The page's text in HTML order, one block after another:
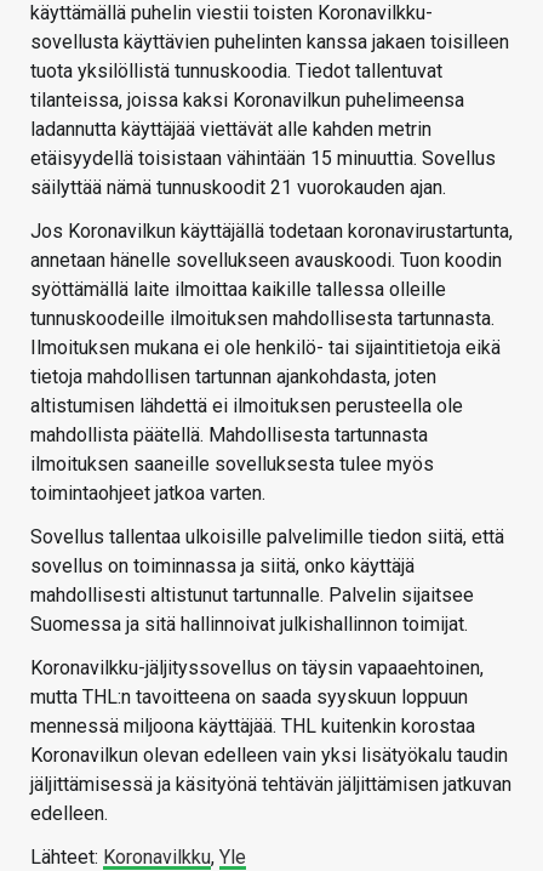
käyttämällä puhelin viestii toisten Koronavilkku-
sovellusta käyttävien puhelinten kanssa jakaen toisilleen
tuota yksilöllistä tunnuskoodia. Tiedot tallentuvat
tilanteissa, joissa kaksi Koronavilkun puhelimeensa
ladannutta käyttäjää viettävät alle kahden metrin
etäisyydellä toisistaan vähintään 15 minuuttia. Sovellus
säilyttää nämä tunnuskoodit 21 vuorokauden ajan.
Jos Koronavilkun käyttäjällä todetaan koronavirustartunta,
annetaan hänelle sovellukseen avauskoodi. Tuon koodin
syöttämällä laite ilmoittaa kaikille tallessa olleille
tunnuskoodeille ilmoituksen mahdollisesta tartunnasta.
Ilmoituksen mukana ei ole henkilö- tai sijaintitietoja eikä
tietoja mahdollisen tartunnan ajankohdasta, joten
altistumisen lähdettä ei ilmoituksen perusteella ole
mahdollista päätellä. Mahdollisesta tartunnasta
ilmoituksen saaneille sovelluksesta tulee myös
toimintaohjeet jatkoa varten.
Sovellus tallentaa ulkoisille palvelimille tiedon siitä, että
sovellus on toiminnassa ja siitä, onko käyttäjä
mahdollisesti altistunut tartunnalle. Palvelin sijaitsee
Suomessa ja sitä hallinnoivat julkishallinnon toimijat.
Koronavilkku-jäljityssovellus on täysin vapaaehtoinen,
mutta THL:n tavoitteena on saada syyskuun loppuun
mennessä miljoona käyttäjää. THL kuitenkin korostaa
Koronavilkun olevan edelleen vain yksi lisätyökalu taudin
jäljittämisessä ja käsityönä tehtävän jäljittämisen jatkuvan
edelleen.
Lähteet: Koronavilkku, Yle